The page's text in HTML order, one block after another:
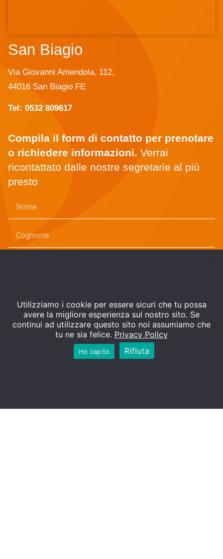
San Biagio
Via Giovanni Amendola, 112,
44016 San Biagio FE
Tel: 0532 809617
Compila il form di contatto per prenotare
o richiedere informazioni. Verrai
ricontattato dalle nostre segretarie al più
presto
al trattamento dei dati personali ai sensi degli articoli 13-14
Utilizziamo i cookie per essere sicuri che tu possa
avere la migliore esperienza sul nostro sito. Se
continui ad utilizzare questo sito noi assumiamo che
tu ne sia felice. Privacy Policy
Ho capito Rifiuta